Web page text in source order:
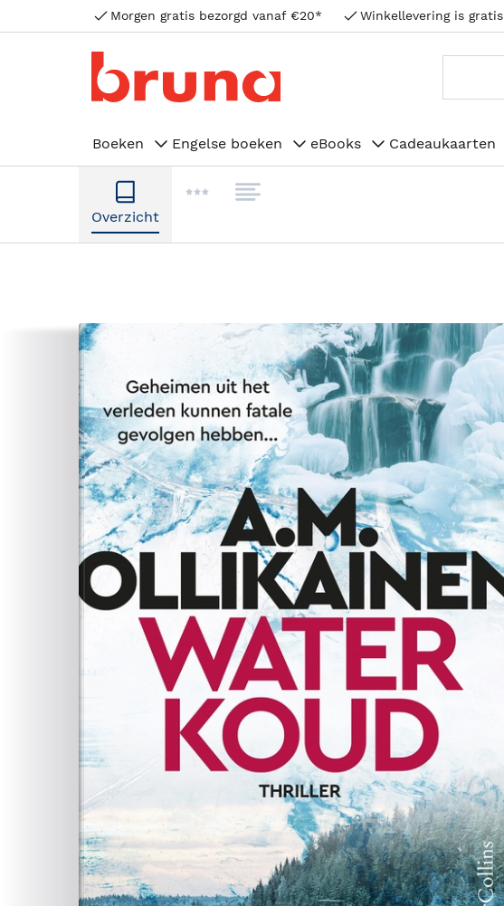
Morgen gratis bezorgd vanaf €20* Winkellevering is gratis
Boeken Engelse boeken eBooks Cadeaukaarten
Overzicht